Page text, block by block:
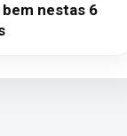
nestas 6